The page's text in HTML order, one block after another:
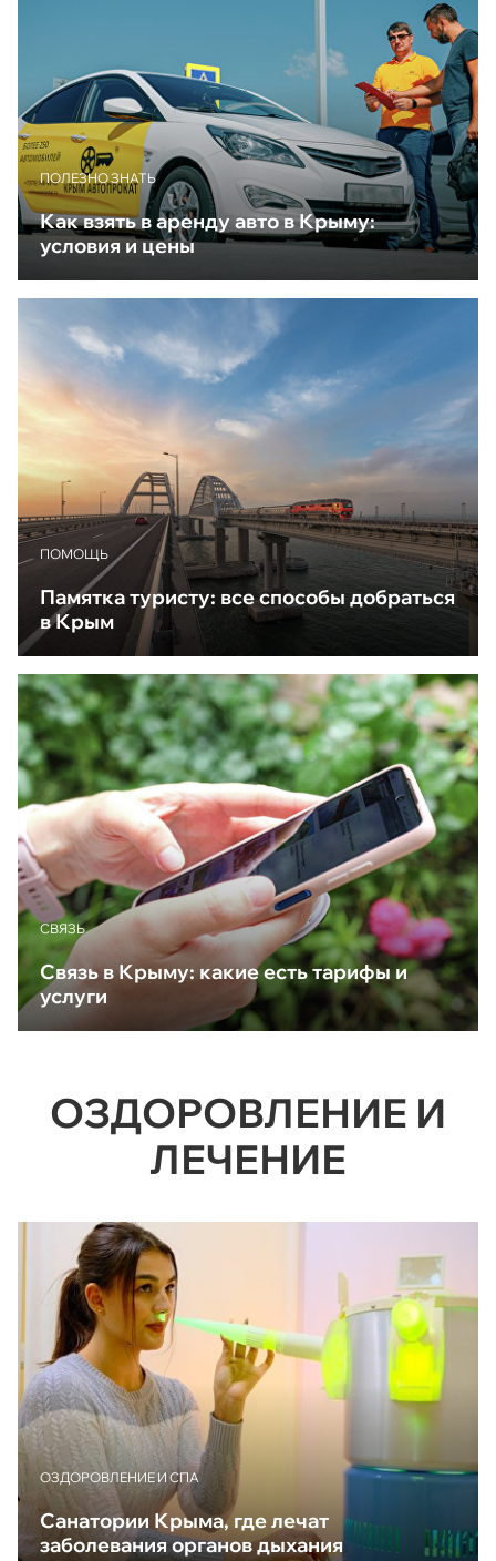
ПОЛЕЗНО ЗНАТЬ
Как взять в аренду авто в Крыму:
условия и цены
ПОМОЩЬ
Памятка туристу: все способы добраться
в Крым
CВЯЗЬ
Связь в Крыму: какие есть тарифы и
услуги
ОЗДОРОВЛЕНИЕ И
ЛЕЧЕНИЕ
ОЗДОРОВЛЕНИЕ И СПА
Санатории Крыма, где лечат
заболевания органов дыхания